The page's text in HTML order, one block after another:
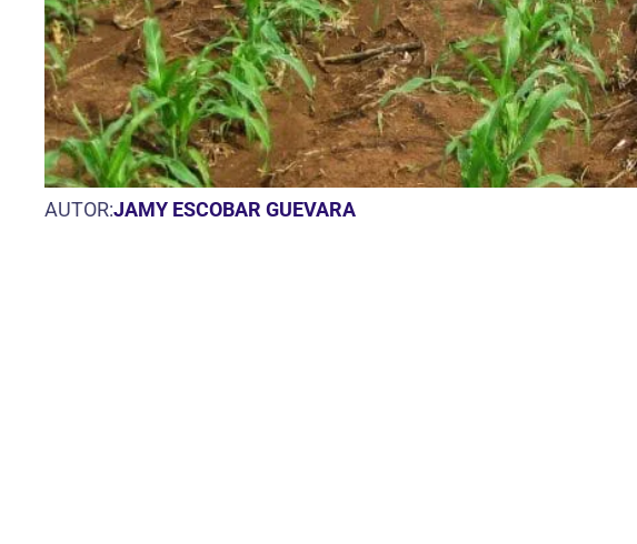
AUTOR:JAMY ESCOBAR GUEVARA